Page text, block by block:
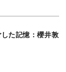
た記憶：櫻井敦